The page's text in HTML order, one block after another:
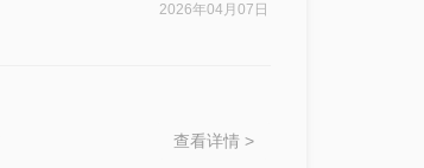
2026年04月07日
查看详情 >